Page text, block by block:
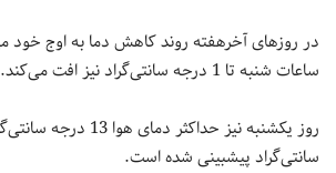
در روزهای آخرهفته روند کاهش دما به اوج
ساعات شنبه تا 1 درجه سانتی‌گراد نیز افت می‌کند.
سانتی‌گراد پیشبینی شده است.